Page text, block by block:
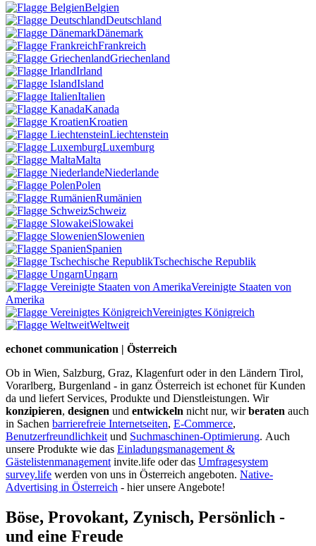
Belgien
Deutschland
Dänemark
Frankreich
Griechenland
Irland
Island
Italien
Kanada
Kroatien
Liechtenstein
Luxemburg
Malta
Niederlande
Polen
Rumänien
Schweiz
Slowakei
Slowenien
Spanien
Tschechische Republik
Ungarn
Vereinigte Staaten von
Amerika
Vereinigtes Königreich
Weltweit
echonet communication | Österreich
Ob in Wien, Salzburg, Graz, Klagenfurt oder in den Ländern Tirol,
Vorarlberg, Burgenland - in ganz Österreich ist echonet für Kunden
da und liefert Services, Produkte und Dienstleistungen. Wir
konzipieren, designen und entwickeln nicht nur, wirberaten auch
in Sachen barrierefreie Internetseiten, E-Commerce,
Benutzerfreundlichkeit und Suchmaschinen-Optimierung. Auch
unsere Produkte wie das Einladungsmanagement &
Gästelistenmanagement invite.life oder das Umfragesystem
survey.life werden von uns in Österreich angeboten. Native-
Advertising in Österreich - hier unsere Angebote!
Böse, Provokant, Zynisch, Persönlich -
und eine Freude